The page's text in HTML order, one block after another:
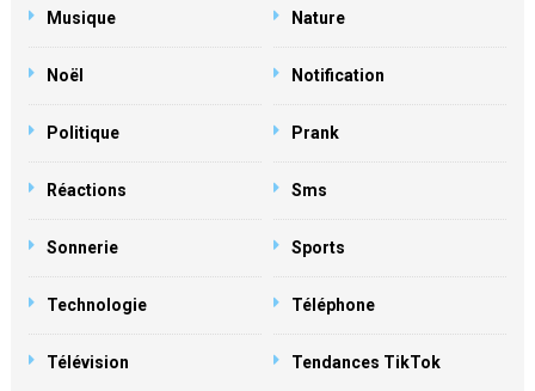
Musique Nature
Noël Notification
Politique Prank
Réactions Sms
Sonnerie Sports
Technologie Téléphone
Télévision Tendances TikTok